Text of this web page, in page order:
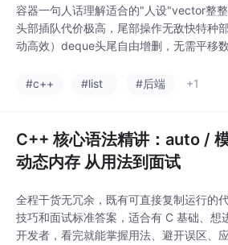
容器一句人话理解适合的"人设"vector整整
头部插队代价极高，尾部操作无敌快特种
动高效）deque头尾自由增删，无需平移
独立散落，任意位置插队删除都是O(1)，
#c++ #list #后端 +1
C++ 核心语法精讲：auto /
动态内存 从用法到面试
全程干货无冗余，既有可直接复制运行的
技巧和面试标准答案，适合有 C 基础、想
开发者，看完就能掌握用法、避开误区、